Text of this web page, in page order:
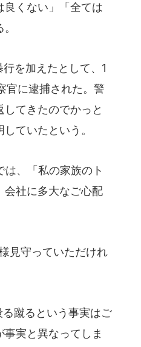
くない」「全ては
を加えたとして、1
官に逮捕された。警
てきたのでかっと
ていたという。
、「私の家族のト
会社に多大なご心配
見守っていただけれ
蹴るという事実はご
実と異なってしま